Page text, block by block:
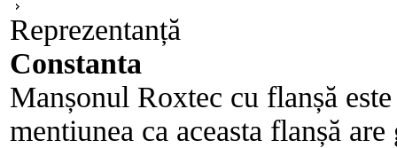
Reprezentanță
Constanta
Manșonul Roxtec cu flanșă
mentiunea ca aceasta flanșă